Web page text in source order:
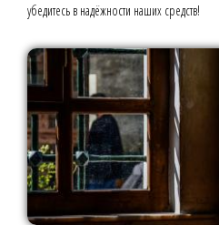
убедитесь в надёжности наших средств!